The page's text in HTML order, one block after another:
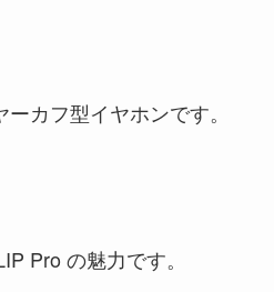
カフ型イヤホンです。
Pro の魅力です。